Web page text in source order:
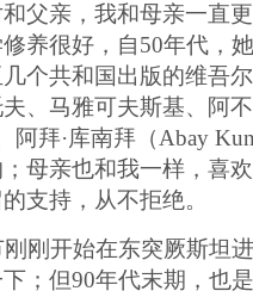
父亲，我和母亲一直
养很好，自50年代，
个共和国出版的维吾
、马雅可夫斯基、阿
阿拜·库南拜（Abay
母亲也和我一样，喜
支持，从不拒绝。
刚开始在东突厥斯坦
；但90年代末期，也